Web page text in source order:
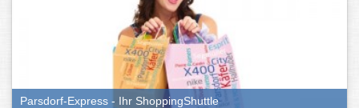
Parsdorf-Express - Ihr ShoppingShuttle